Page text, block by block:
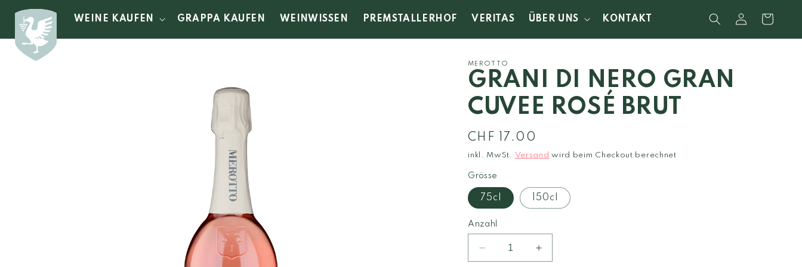
zum
Inhalt
WEINE KAUFEN GRAPPA KAUFEN WEINWISSEN PREMSTALLERHOF VERITAS ÜBER UNS KONTAKT EinloggenWarenkorb
MEROTTO
GRANI DI NERO GRAN
CUVEE ROSÉ BRUT
Normaler
Preis
CHF 17.00
inkl. MwSt. Versand wird beim Checkout berechnet
Grösse
75cl 150cl
Anzahl
Verringere
Erhöhe